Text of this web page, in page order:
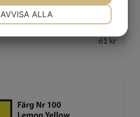
61 kr
AVVISA ALLA